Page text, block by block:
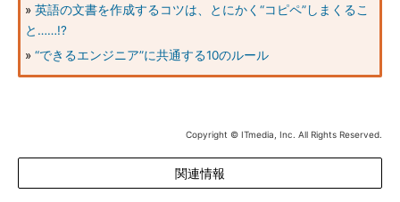
» 英語の文書を作成するコツは、とにかく“コピペ”しまくるこ
と……!?
» “できるエンジニア”に共通する10のルール
Copyright © ITmedia, Inc. All Rights Reserved.
関連情報